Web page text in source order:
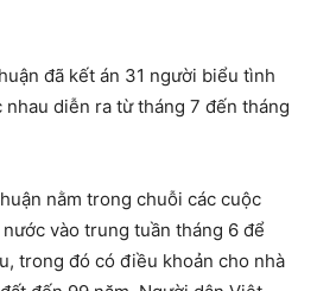
đã kết án 31 người biểu tình
diễn ra từ tháng 7 đến tháng
nằm trong chuỗi các cuộc
vào trung tuần tháng 6 để
trong đó có điều khoản cho nhà